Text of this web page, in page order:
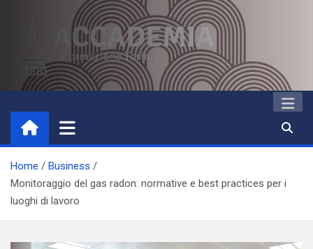
Accademia di Formazione
Torino
Studi accademici e corsi di formazione
Home
Business
Monitoraggio del gas radon: normative e best practices per i
luoghi di lavoro